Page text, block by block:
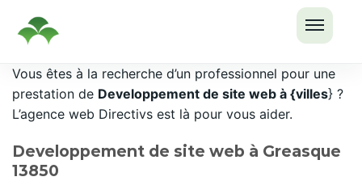
LE
Passer
au
contenu
Vous êtes à la recherche d’un professionnel pour une
prestation de Developpement de site web à {villes} ?
L’agence web Directivs est là pour vous aider.
Developpement de site web à Greasque
13850